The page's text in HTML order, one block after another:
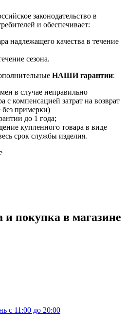
законодательство в
и обеспечивает:
надлежащего качества в течение
сезона.
НАШИ гарантии:
в случае неправильно
с компенсацией затрат на возврат
без примерки)
до 1 года;
купленного товара в виде
срок службы изделия.
и покупка в магазине
с 11:00 до 20:00